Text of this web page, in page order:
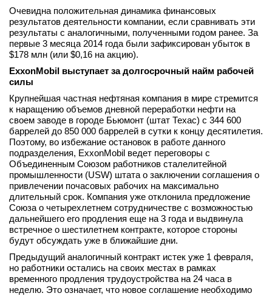
Очевидна положительная динамика финансовых
результатов деятельности компании, если сравнивать эти
результаты с аналогичными, полученными годом ранее. За
первые 3 месяца 2014 года были зафиксирован убыток в
$178 млн (или $0,16 на акцию).
ExxonMobil выступает за долгосрочный найм рабочей
силы
Крупнейшая частная нефтяная компания в мире стремится
к наращению объемов дневной переработки нефти на
своем заводе в городе Бьюмонт (штат Техас) с 344 600
баррелей до 850 000 баррелей в сутки к концу десятилетия.
Поэтому, во избежание остановок в работе данного
подразделения, ExxonMobil ведет переговоры с
Объединенным Союзом работников сталелитейной
промышленности (USW) штата о заключении соглашения о
привлечении почасовых рабочих на максимально
длительный срок. Компания уже отклонила предложение
Союза о четырехлетнем сотрудничестве с возможностью
дальнейшего его продления еще на 3 года и выдвинула
встречное о шестилетнем контракте, которое стороны
будут обсуждать уже в ближайшие дни.
Предыдущий аналогичный контракт истек уже 1 февраля,
но работники остались на своих местах в рамках
временного продления трудоустройства на 24 часа в
неделю. Это означает, что новое соглашение необходимо